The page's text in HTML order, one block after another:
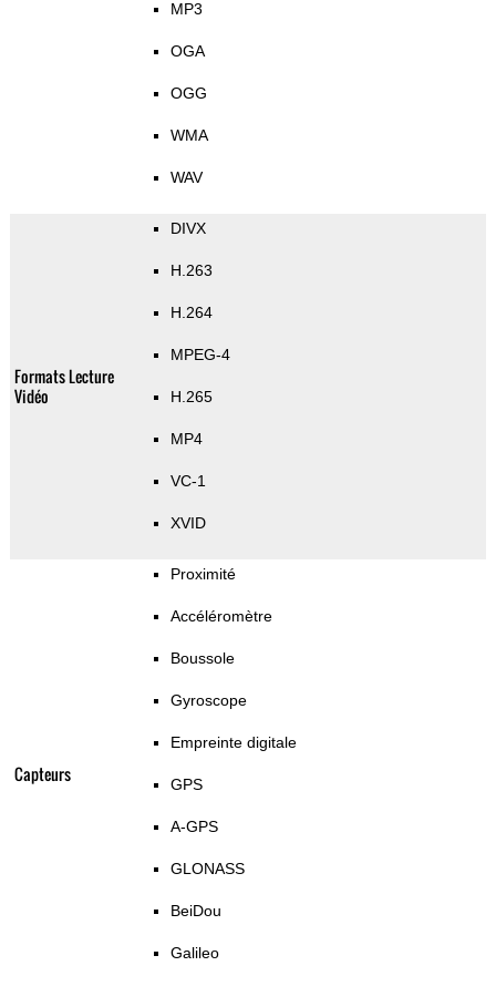
MP3
OGA
OGG
WMA
WAV
Formats Lecture
Vidéo
DIVX
H.263
H.264
MPEG-4
H.265
MP4
VC-1
XVID
Capteurs
Proximité
Accéléromètre
Boussole
Gyroscope
Empreinte digitale
GPS
A-GPS
GLONASS
BeiDou
Galileo